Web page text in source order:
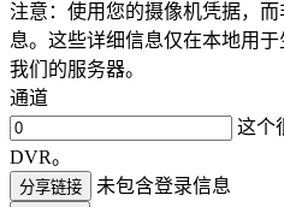
注意：使用您的摄像机凭据，而
息。这些详细信息仅在本地用
我们的服务器。
通道
这个
DVR。
分享链接 未包含登录信息